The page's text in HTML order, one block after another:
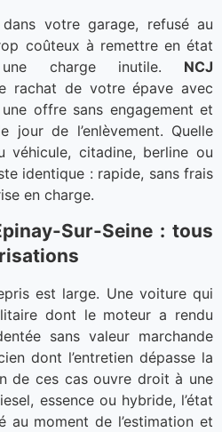
votre garage, refusé au
coûteux à remettre en état
une charge inutile. NCJ
rachat de votre épave avec
offre sans engagement et
jour de l’enlèvement. Quelle
citadine, berline ou
identique : rapide, sans frais
en charge.
Sur-Seine : tous
est large. Une voiture qui
dont le moteur a rendu
sans valeur marchande
dont l’entretien dépasse la
de ces cas ouvre droit à une
essence ou hybride, l’état
au moment de l’estimation et